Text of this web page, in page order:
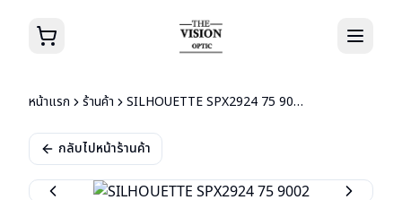
หน้าแรก ร้านค้า SILHOUETTE SPX2924 75 9002
กลับไปหน้าร้านค้า